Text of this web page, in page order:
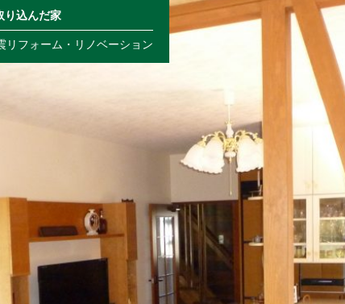
り込んだ家
リフォーム・リノベーション